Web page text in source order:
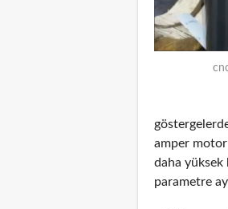
amper motor
daha yüksek
parametre